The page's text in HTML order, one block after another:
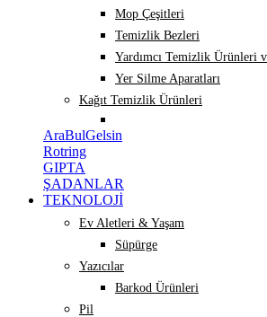
Mop Çeşitleri
Temizlik Bezleri
Yardımcı Temizlik Ürünleri
Yer Silme Aparatları
Kağıt Temizlik Ürünleri
AraBulGelsin
Rotring
GIPTA
ŞADANLAR
TEKNOLOJİ
Ev Aletleri & Yaşam
Süpürge
Yazıcılar
Barkod Ürünleri
Pil